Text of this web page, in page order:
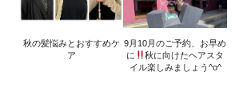
秋の髪悩みとおすすめケ
ア
9月10月のご予約、お早め
に
秋に向けたヘアスタ
イル楽しみましょう^o^